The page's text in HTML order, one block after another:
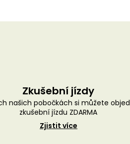
Zkušební jízdy
našich pobočkách si můžete
zkušební jízdu ZDARMA
Zjistit více